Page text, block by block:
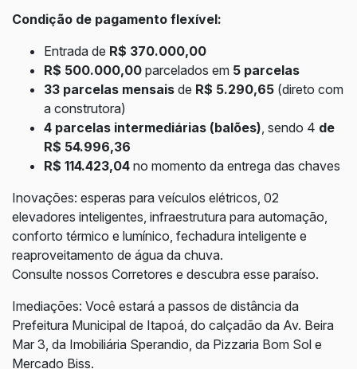
Condição de pagamento flexível:
Entrada de R$ 370.000,00
R$ 500.000,00 parcelados em 5 parcelas
33 parcelas mensais de R$ 5.290,65 (direto com
a construtora)
4 parcelas intermediárias (balões), sendo 4 de
R$ 54.996,36
R$ 114.423,04 no momento da entrega das chaves
Inovações: esperas para veículos elétricos, 02
elevadores inteligentes, infraestrutura para automação,
conforto térmico e lumínico, fechadura inteligente e
reaproveitamento de água da chuva.
Consulte nossos Corretores e descubra esse paraíso.
Imediações: Você estará a passos de distância da
Prefeitura Municipal de Itapoá, do calçadão da Av. Beira
Mar 3, da Imobiliária Sperandio, da Pizzaria Bom Sol e
Mercado Biss.